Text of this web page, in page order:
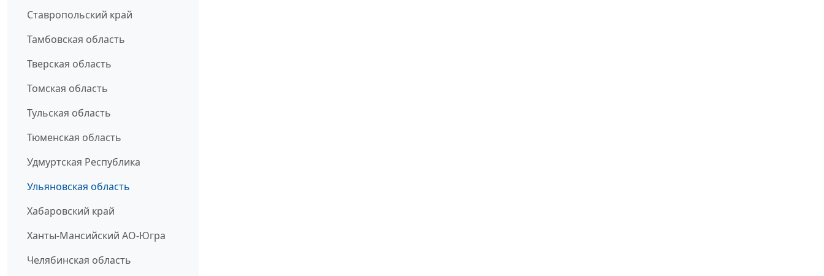
Ставропольский край
Тамбовская область
Тверская область
Томская область
Тульская область
Тюменская область
Удмуртская Республика
Ульяновская область
Хабаровский край
Ханты-Мансийский АО-Югра
Челябинская область